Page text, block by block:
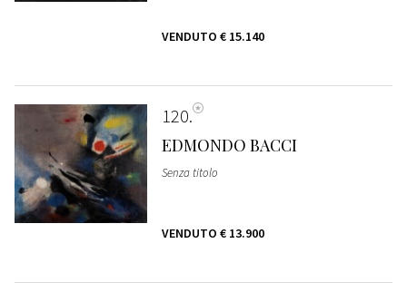
VENDUTO € 15.140
120
EDMONDO BACCI
Senza titolo
VENDUTO € 13.900